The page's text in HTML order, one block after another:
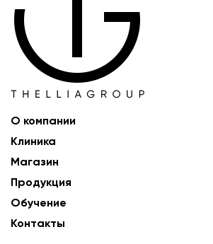
О компании
Клиника
Магазин
Продукция
Обучение
Контакты